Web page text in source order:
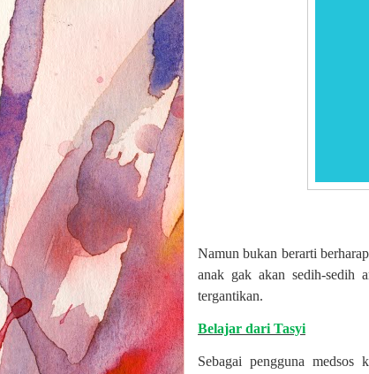
Namun bukan berarti
anak gak akan sedih-sedih
tergantikan.
Belajar dari Tasyi
Sebagai pengguna